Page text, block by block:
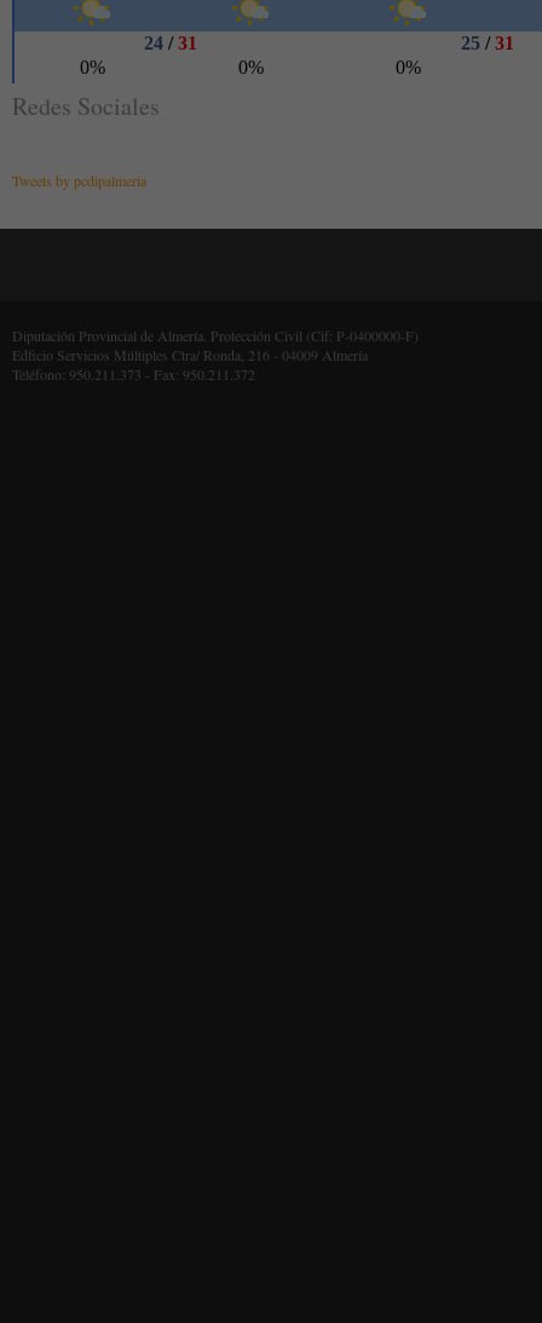
Redes Sociales
Tweets by pcdipalmeria
Diputación Provincial de Almería. Protección Civil (Cif: P-0400000-F)
Edficio Servicios Múltiples Ctra/ Ronda, 216 - 04009 Almería
Teléfono: 950.211.373 - Fax: 950.211.372